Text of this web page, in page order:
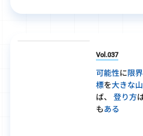
Vol.037
可能性に限界
標を大きな山
ば、 登り方
もある